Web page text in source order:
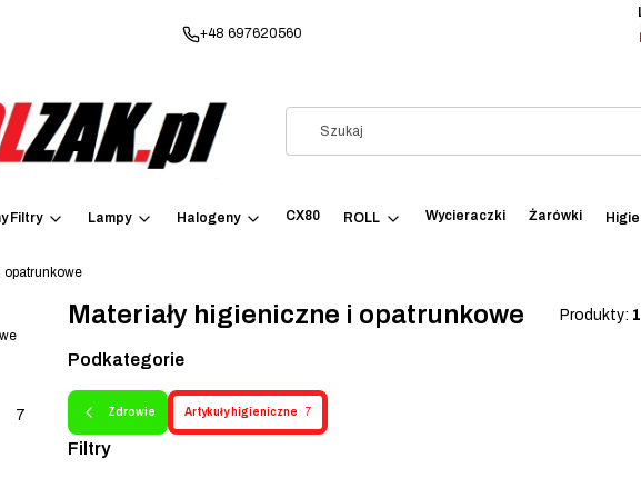
+48 697620560
Filtry Lampy Halogeny CX80 ROLL Wycieraczki Żarówki
opatrunkowe
7
Materiały higieniczne i opatrunkowe Produkty:
Podkategorie
Zdrowie Artykuły higieniczne 7
Filtry